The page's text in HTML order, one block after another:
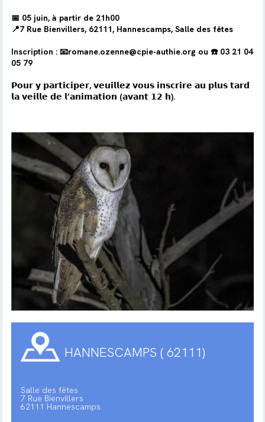
📅 05 juin, à partir de 21h00
📍7 Rue Bienvillers, 62111, Hannescamps, Salle des fêtes
Inscription : 📧romane.ozenne@cpie-authie.org ou ☎️ 03 21 04
05 79
𝗣𝗼𝘂𝗿 𝘆 𝗽𝗮𝗿𝘁𝗶𝗰𝗶𝗽𝗲𝗿, 𝘃𝗲𝘂𝗶𝗹𝗹𝗲𝘇 𝘃𝗼𝘂𝘀 𝗶𝗻𝘀𝗰𝗿𝗶𝗿𝗲 𝗮𝘂 𝗽𝗹𝘂𝘀 𝘁𝗮𝗿𝗱
𝗹𝗮 𝘃𝗲𝗶𝗹𝗹𝗲 𝗱𝗲 𝗹’𝗮𝗻𝗶𝗺𝗮𝘁𝗶𝗼𝗻 (𝗮𝘃𝗮𝗻𝘁 𝟭𝟮 𝗵).
HANNESCAMPS ( 62111)
Salle des fêtes
7 Rue Bienvillers
62111 Hannescamps